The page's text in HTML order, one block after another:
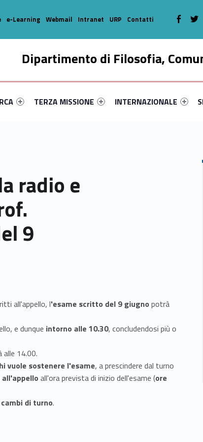
Dipartimento di Filosofia,
primary-14018-16
#link-menu-primary-78048-35
Link identifier #link-menu-primary-5373-46
TERZA MISSIONE
Link identifier #link-menu-
INTERNAZIONALE
e-Learning Webmail Intranet URP Contatti
radio e
9
all'appello, l'esame scritto del 9 giugno potrà
e dunque intorno alle 10.30, concludendosi più o
14.00.
vuole sostenere l'esame, a prescindere dal turno
all'ora prevista di inizio dell'esame (ore
di turno.